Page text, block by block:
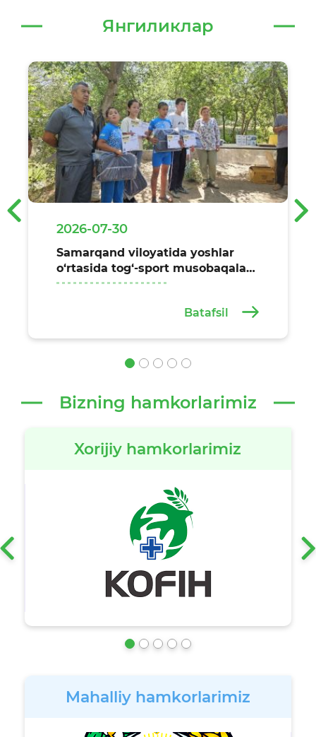
Янгиликлар
2026-07-30
Samarqand viloyatida yoshlar
o‘rtasida tog‘-sport musobaqalari
o‘tkazildi
Batafsil
‹ ›
Bizning hamkorlarimiz
Xorijiy hamkorlarimiz
‹ ›
Mahalliy hamkorlarimiz